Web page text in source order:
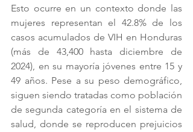
Esto ocurre en un contexto donde las
mujeres representan el 42.8% de los
casos acumulados de VIH en Honduras
(más de 43,400 hasta diciembre de
2024), en su mayoría jóvenes entre 15 y
49 años. Pese a su peso demográfico,
siguen siendo tratadas como población
de segunda categoría en el sistema de
salud, donde se reproducen prejuicios